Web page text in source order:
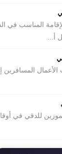
المناسب في
المسافرين
للدقي في أوقات